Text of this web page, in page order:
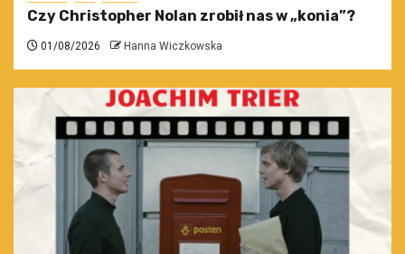
Czy Christopher Nolan zrobił nas w „konia”?
01/08/2026 Hanna Wiczkowska